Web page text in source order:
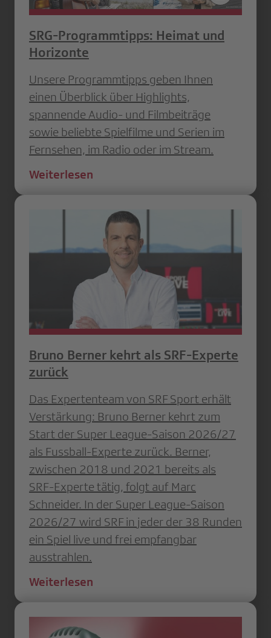
SRG-Programmtipps: Heimat und
Horizonte
Unsere Programmtipps geben Ihnen
einen Überblick über Highlights,
spannende Audio- und Filmbeiträge
sowie beliebte Spielfilme und Serien im
Fernsehen, im Radio oder im Stream.
Weiterlesen
Bruno Berner kehrt als SRF-Experte
zurück
Das Expertenteam von SRF Sport erhält
Verstärkung: Bruno Berner kehrt zum
Start der Super League-Saison 2026/27
als Fussball-Experte zurück. Berner,
zwischen 2018 und 2021 bereits als
SRF-Experte tätig, folgt auf Marc
Schneider. In der Super League-Saison
2026/27 wird SRF in jeder der 38 Runden
ein Spiel live und frei empfangbar
ausstrahlen.
Weiterlesen